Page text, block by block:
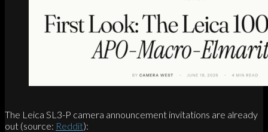
The Leica SL3-P camera announcement invitations are already
out (source: Reddit):